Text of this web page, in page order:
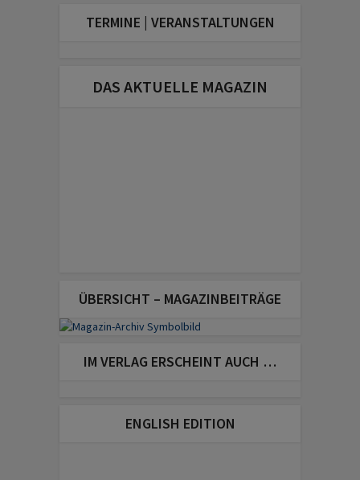
TERMINE | VERANSTALTUNGEN
DAS AKTUELLE MAGAZIN
ÜBERSICHT – MAGAZINBEITRÄGE
IM VERLAG ERSCHEINT AUCH …
ENGLISH EDITION